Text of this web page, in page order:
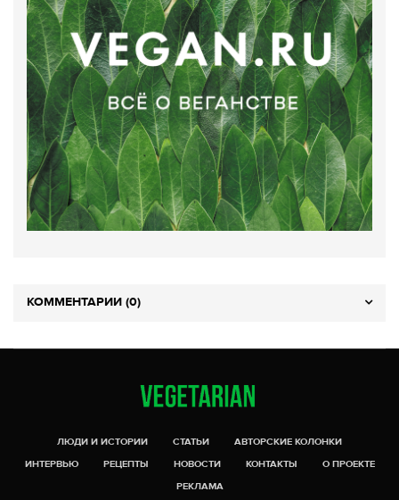
КОММЕНТАРИИ (0)
ЛЮДИ И ИСТОРИИ СТАТЬИ
АВТОРСКИЕ КОЛОНКИ
ИНТЕРВЬЮ
РЕЦЕПТЫ НОВОСТИ КОНТАКТЫ
О ПРОЕКТЕ
РЕКЛАМА